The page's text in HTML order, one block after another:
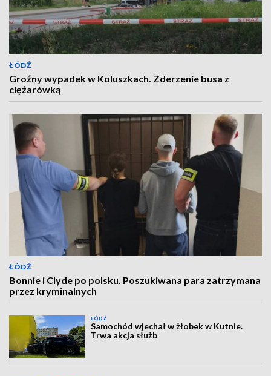
ŁÓDŹ
Groźny wypadek w Koluszkach. Zderzenie busa z
ciężarówką
ŁÓDŹ
Bonnie i Clyde po polsku. Poszukiwana para zatrzymana
przez kryminalnych
ŁÓDŹ
Samochód wjechał w żłobek w Kutnie.
Trwa akcja służb